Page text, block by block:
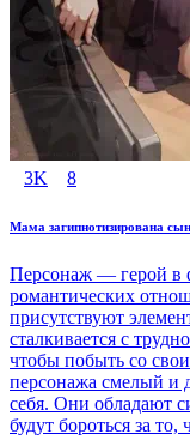
3K 8
Мама загипнотизирована
Персонаж — герой в
романтических
присутствуют
сталкивается с
чтобы побыть со
персонажа смелый и
себя. Они обладают
будут бороться за то,